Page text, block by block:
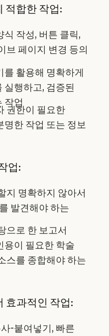
합한 작업:
작성, 버튼 클릭,
브 페이지 변경 등의
를 활용해 명확하게
실행하고, 검증된
작업
권한이 필요한
명한 작업 또는 정보
업:
지 명확하지 않아서
발견해야 하는
으로 한 보고서
용이 필요한 학술
스를 종합해야 하는
효과적인 작업:
-붙여넣기, 빠른